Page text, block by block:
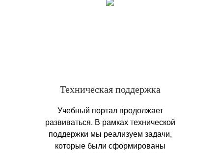
Техническая поддержка
Учебный портал продолжает
развиваться. В рамках технической
поддержки мы реализуем задачи,
которые были сформированы